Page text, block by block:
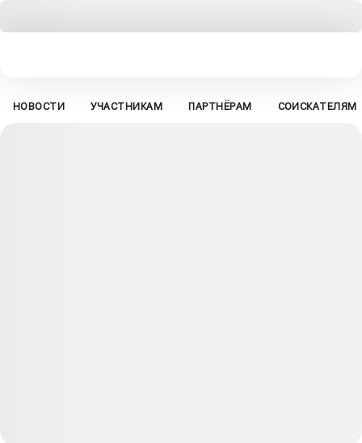
НОВОСТИ УЧАСТНИКАМ ПАРТНЁРАМ СОИСКАТЕЛЯМ